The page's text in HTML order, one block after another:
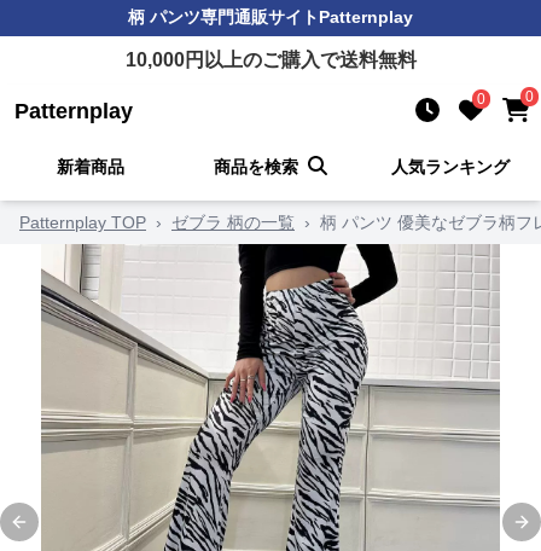
柄 パンツ専門通販サイトPatternplay
10,000円以上のご購入で送料無料
Patternplay 0 0
新着商品 商品を検索 人気ランキング
Patternplay TOP › ゼブラ 柄の一覧 › 柄 パンツ 優美なゼブラ柄フ
Previous slide